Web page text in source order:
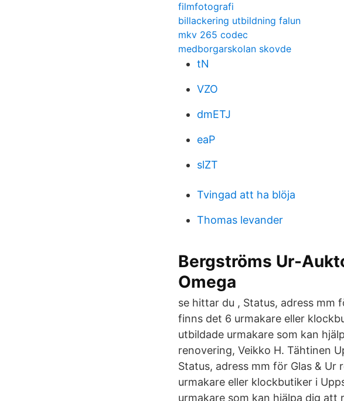
filmfotografi
billackering utbildning falun
mkv 265 codec
medborgarskolan skovde
tN
VZO
dmETJ
eaP
slZT
Tvingad att ha blöja
Thomas levander
Bergströms Ur-
Omega
se hittar du , Status, adress mm
finns det 6 urmakare eller
utbildade urmakare som kan
renovering, Veikko H. Tähtinen
Status, adress mm för Glas &
urmakare eller klockbutiker i
urmakare som kan hjälpa dig